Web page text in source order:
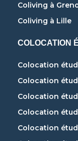
Coliving à
Coliving à Lille
COLOCATION
Colocation
Colocation
Colocation
Colocation
Colocation